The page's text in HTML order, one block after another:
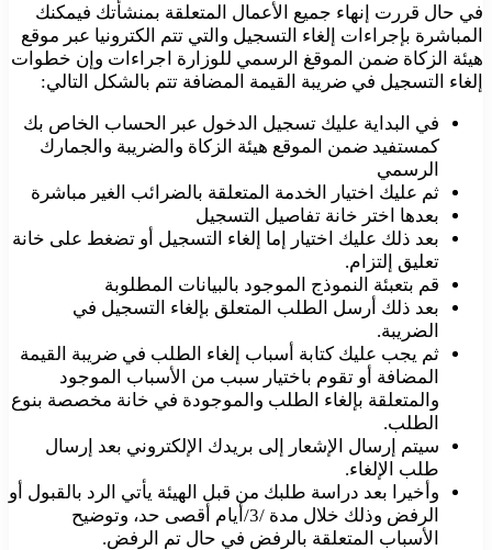
في حال قررت إنهاء جميع الأعمال المتعلقة بمنشأتك فيمكنك
المباشرة بإجراءات إلغاء التسجيل والتي تتم الكترونيا عبر موقع
هيئة الزكاة ضمن الموقغ الرسمي للوزارة اجراءات وإن خطوات
إلغاء التسجيل في ضريبة القيمة المضافة تتم بالشكل التالي:
في البداية عليك تسجيل الدخول عبر الحساب الخاص بك
كمستفيد ضمن الموقع هيئة الزكاة والضريبة والجمارك
الرسمي
ثم عليك اختيار الخدمة المتعلقة بالضرائب الغير مباشرة
بعدها اختر خانة تفاصيل التسجيل
بعد ذلك عليك اختيار إما إلغاء التسجيل أو تضغط على خانة
تعليق إلتزام.
قم بتعبئة النموذج الموجود بالبيانات المطلوبة
بعد ذلك أرسل الطلب المتعلق بإلغاء التسجيل في
الضريبة.
ثم يجب عليك كتابة أسباب إلغاء الطلب في ضريبة القيمة
المضافة أو تقوم باختيار سبب من الأسباب الموجود
والمتعلقة بإلغاء الطلب والموجودة في خانة مخصصة بنوع
الطلب.
سيتم إرسال الإشعار إلى بريدك الإلكتروني بعد إرسال
طلب الإلغاء.
وأخيرا بعد دراسة طلبك من قبل الهيئة يأتي الرد بالقبول أو
الرفض وذلك خلال مدة /3/أيام أقصى حد، وتوضيح
الأسباب المتعلقة بالرفض في حال تم الرفض.